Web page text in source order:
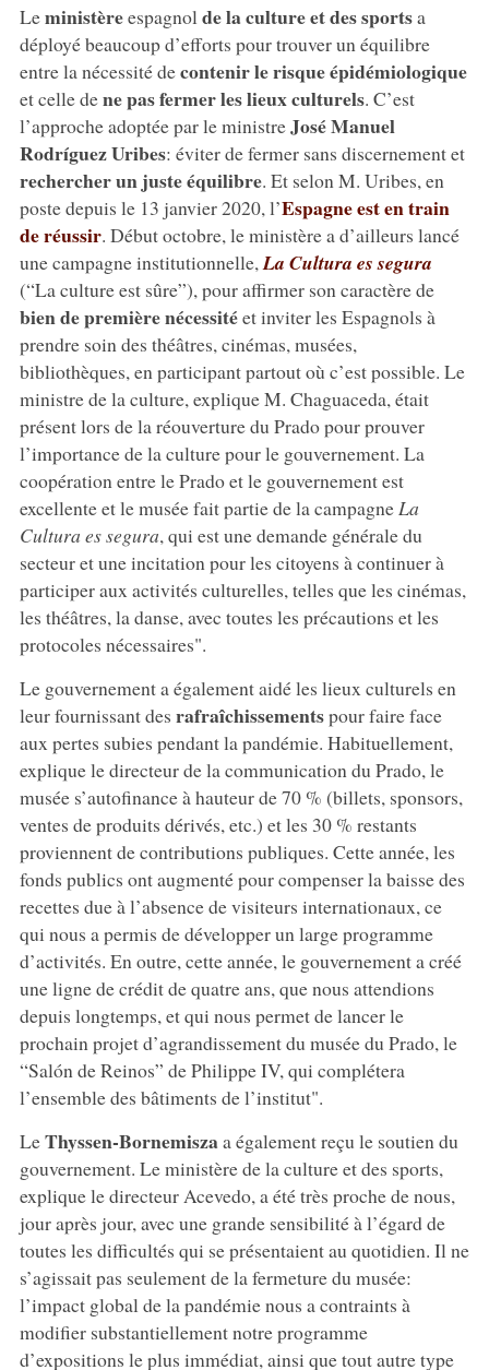
Leministèreespagnol de la culture et des sportsa
déployé beaucoup d’efforts pour trouver un équilibre
entre la nécessité decontenir le risque épidémiologique
et celle dene pas fermer les lieux culturels. C’est
l’approche adoptée par le ministreJosé Manuel
Rodríguez Uribes: éviter de fermer sans discernement et
rechercher un juste équilibre. Et selon M. Uribes, en
poste depuis le 13 janvier 2020, l’Espagne est en train
de réussir. Début octobre, le ministère a d’ailleurs lancé
une campagne institutionnelle, La Cultura es segura
(“La culture est sûre”), pour affirmer son caractère de
bien de première nécessitéet inviter les Espagnols à
prendre soin des théâtres, cinémas, musées,
bibliothèques, en participant partout où c’est possible. Le
ministre de la culture, explique M. Chaguaceda, était
présent lors de la réouverture du Prado pour prouver
l’importance de la culture pour le gouvernement. La
coopération entre le Prado et le gouvernement est
excellente et le musée fait partie de la campagne La
Cultura es segura, qui est une demande générale du
secteur et une incitation pour les citoyens à continuer à
participer aux activités culturelles, telles que les cinémas,
les théâtres, la danse, avec toutes les précautions et les
protocoles nécessaires".
Le gouvernement a également aidé les lieux culturels en
leur fournissant des rafraîchissementspour faire face
aux pertes subies pendant la pandémie. Habituellement,
explique le directeur de la communication du Prado, le
musée s’autofinance à hauteur de 70 % (billets, sponsors,
ventes de produits dérivés, etc.) et les 30 % restants
proviennent de contributions publiques. Cette année, les
fonds publics ont augmenté pour compenser la baisse des
recettes due à l’absence de visiteurs internationaux, ce
qui nous a permis de développer un large programme
d’activités. En outre, cette année, le gouvernement a créé
une ligne de crédit de quatre ans, que nous attendions
depuis longtemps, et qui nous permet de lancer le
prochain projet d’agrandissement du musée du Prado, le
“Salón de Reinos” de Philippe IV, qui complétera
l’ensemble des bâtiments de l’institut".
LeThyssen-Bornemiszaa également reçu le soutien du
gouvernement. Le ministère de la culture et des sports,
explique le directeur Acevedo, a été très proche de nous,
jour après jour, avec une grande sensibilité à l’égard de
toutes les difficultés qui se présentaient au quotidien. Il ne
s’agissait pas seulement de la fermeture du musée:
l’impact global de la pandémie nous a contraints à
modifier substantiellement notre programme
d’expositions le plus immédiat, ainsi que tout autre type